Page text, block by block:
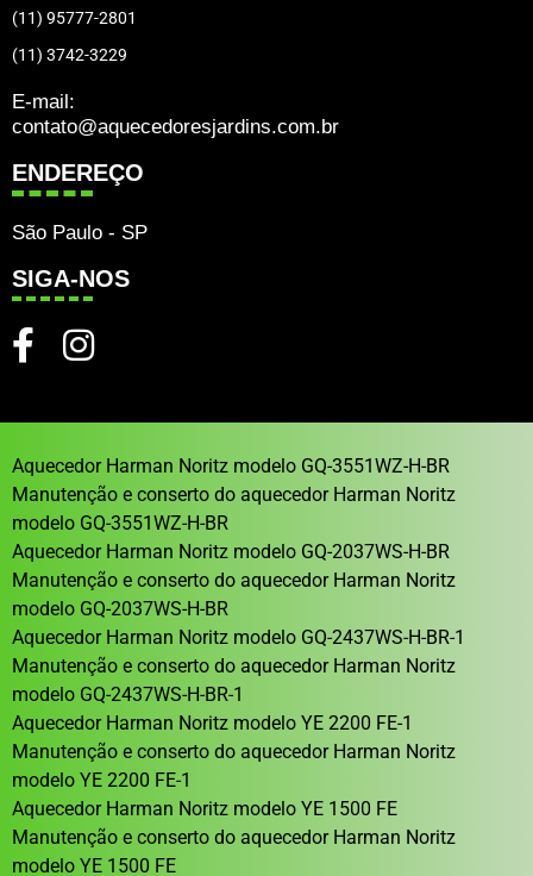
(11) 95777-2801
(11) 3742-3229
E-mail:
contato@aquecedoresjardins.com.br
ENDEREÇO
São Paulo - SP
SIGA-NOS
Aquecedor Harman Noritz modelo GQ-3551WZ-H-BR
Manutenção e conserto do aquecedor Harman Noritz
modelo GQ-3551WZ-H-BR
Aquecedor Harman Noritz modelo GQ-2037WS-H-BR
Manutenção e conserto do aquecedor Harman Noritz
modelo GQ-2037WS-H-BR
Aquecedor Harman Noritz modelo GQ-2437WS-H-BR-1
Manutenção e conserto do aquecedor Harman Noritz
modelo GQ-2437WS-H-BR-1
Aquecedor Harman Noritz modelo YE 2200 FE-1
Manutenção e conserto do aquecedor Harman Noritz
modelo YE 2200 FE-1
Aquecedor Harman Noritz modelo YE 1500 FE
Manutenção e conserto do aquecedor Harman Noritz
modelo YE 1500 FE